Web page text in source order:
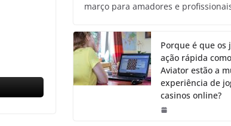
março para amadores e
Porque é que os
ação rápida
Aviator estão a
experiência de
casinos online?